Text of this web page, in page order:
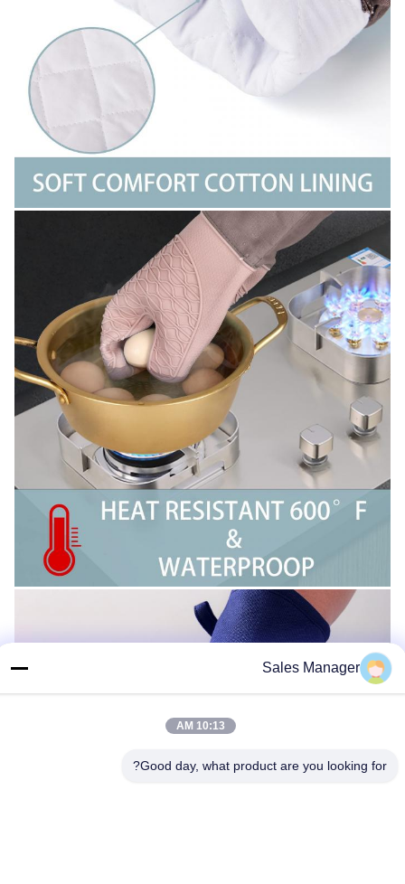
Sales Manager
10:13 AM
Good day, what product are you looking for?